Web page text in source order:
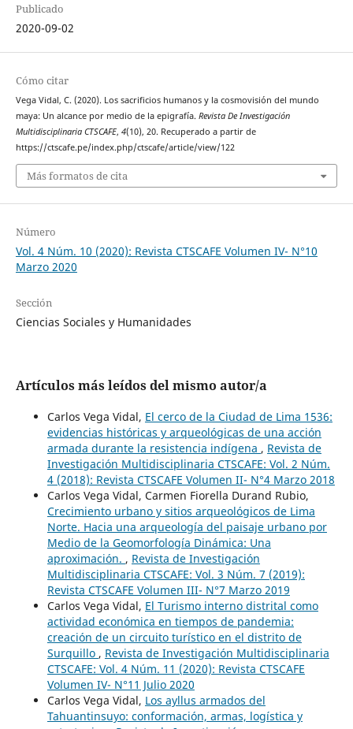
Publicado
2020-09-02
Cómo citar
Vega Vidal, C. (2020). Los sacrificios humanos y la cosmovisión del mundo
maya: Un alcance por medio de la epigrafía. Revista De Investigación
Multidisciplinaria CTSCAFE, 4(10), 20. Recuperado a partir de
https://ctscafe.pe/index.php/ctscafe/article/view/122
Más formatos de cita
Número
Vol. 4 Núm. 10 (2020): Revista CTSCAFE Volumen IV- N°10
Marzo 2020
Sección
Ciencias Sociales y Humanidades
Artículos más leídos del mismo autor/a
Carlos Vega Vidal, El cerco de la Ciudad de Lima 1536:
evidencias históricas y arqueológicas de una acción
armada durante la resistencia indígena , Revista de
Investigación Multidisciplinaria CTSCAFE: Vol. 2 Núm.
4 (2018): Revista CTSCAFE Volumen II- N°4 Marzo 2018
Carlos Vega Vidal, Carmen Fiorella Durand Rubio,
Crecimiento urbano y sitios arqueológicos de Lima
Norte. Hacia una arqueología del paisaje urbano por
Medio de la Geomorfología Dinámica: Una
aproximación. , Revista de Investigación
Multidisciplinaria CTSCAFE: Vol. 3 Núm. 7 (2019):
Revista CTSCAFE Volumen III- N°7 Marzo 2019
Carlos Vega Vidal, El Turismo interno distrital como
actividad económica en tiempos de pandemia:
creación de un circuito turístico en el distrito de
Surquillo , Revista de Investigación Multidisciplinaria
CTSCAFE: Vol. 4 Núm. 11 (2020): Revista CTSCAFE
Volumen IV- N°11 Julio 2020
Carlos Vega Vidal, Los ayllus armados del
Tahuantinsuyo: conformación, armas, logística y